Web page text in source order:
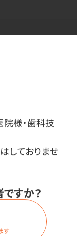
院様・歯科技
しておりませ
すか？
す
にオススメです。
フィプロニルを
ゴキブリのフ
の中の幼虫もま
環境により異な